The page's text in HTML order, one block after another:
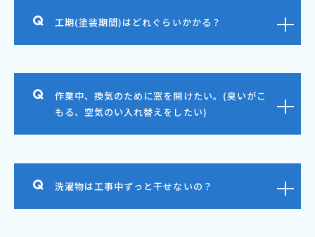
工期(塗装期間)はどれぐらいかかる？
作業中、換気のために窓を開けたい。(臭いがこ
もる、空気のい入れ替えをしたい)
洗濯物は工事中ずっと干せないの？